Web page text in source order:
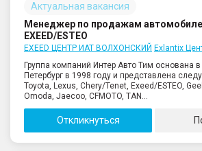
Актуальная вакансия
Менеджер по продажам
EXEED/ESTEO
EXEED ЦЕНТР ИАТ ВОЛХОНСКИЙ Exlantix
Группа компаний Интер Авто Тим основана в
Петербург в 1998 году и представлена
Toyota, Lexus, Chery/Tenet, Exeed/ESTEO,
Omoda, Jaecoo, CFMOTO, TAN...
Откликнуться